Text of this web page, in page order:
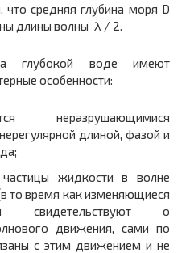
средняя глубина моря D
длины волны λ / 2.
глубокой воде имеют
особенности:
неразрушающимися
длиной, фазой и
жидкости в волне
то время как изменяющиеся
свидетельствуют о
движения, сами по
с этим движением и не